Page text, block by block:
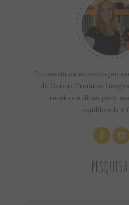
Entusiasta da alimentação
da Gaiatri Produtos
receitas e dicas para
equilibrada e